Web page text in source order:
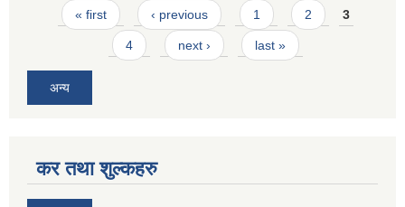
Pages
« first ‹ previous 1 2 3
4 next › last »
अन्य
कर तथा शुल्कहरु